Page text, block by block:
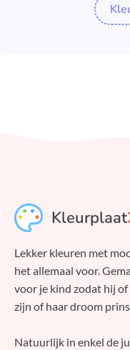
Kleurplaat
Lekker kleuren met
het allemaal voor.
voor je kind zodat hij
zijn of haar droom
Natuurlijk in enkel de